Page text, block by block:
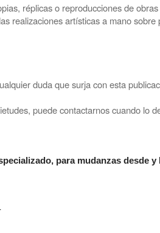
réplicas o reproducciones de
realizaciones artísticas a mano sobre
duda que surja con esta
puede contactarnos cuando lo
para mudanzas desde y